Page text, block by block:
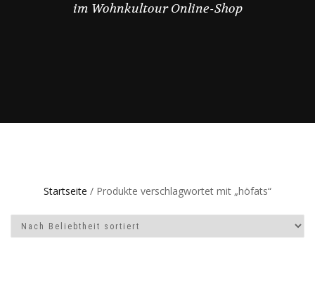
im Wohnkultour Online-Shop
Startseite / Produkte verschlagwortet mit „höfats“